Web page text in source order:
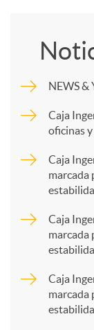
p
a
NEWS &
Caja
oficinas y
Caja
marcada
Caja
marcada
Caja
marcada